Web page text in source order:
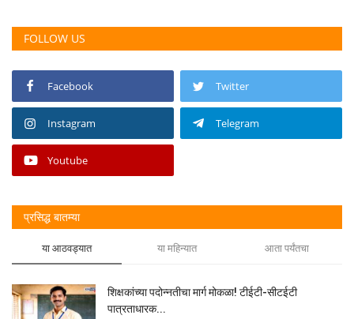
FOLLOW US
Facebook Twitter
Instagram Telegram
Youtube
प्रसिद्ध बातम्या
या आठवड्यात या महिन्यात आता पर्यंतचा
शिक्षकांच्या पदोन्नतीचा मार्ग मोकळा! टीईटी-सीटईटी
पात्रताधारक...